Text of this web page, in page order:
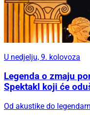
U nedjelju, 9. kolovoza
Legenda o zmaju
Spektakl koji će
Od akustike do